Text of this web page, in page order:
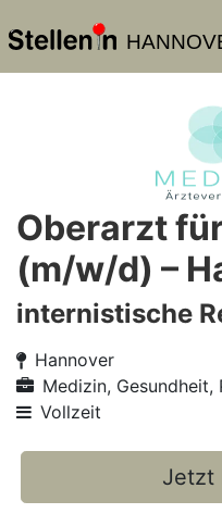
Oberarzt
(m/w/d) –
internistische
Hannover
Medizin, Gesundheit,
Vollzeit
Jetzt